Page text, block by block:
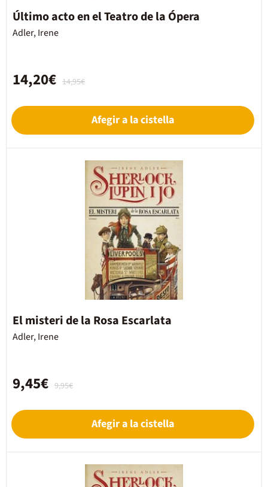
Último acto en el Teatro de la Ópera
Adler, Irene
14,95€
14,20€
Afegir a la cistella
El misteri de la Rosa Escarlata
Adler, Irene
9,95€
9,45€
Afegir a la cistella